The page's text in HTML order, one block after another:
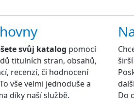
svůj katalog pomocí
titulních stran, obsahů,
recenzí, či hodnocení
vše velmi jednoduše a
díky naší službě.
Do